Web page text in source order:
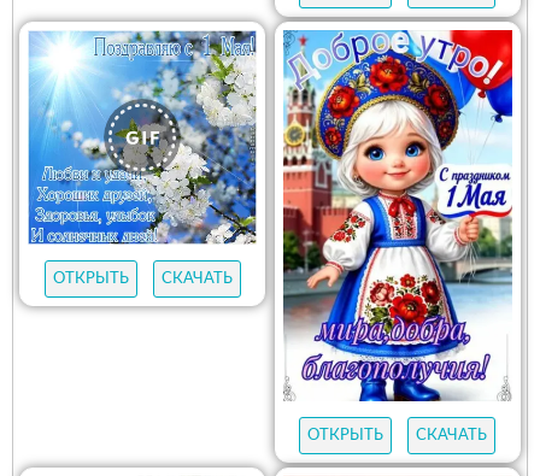
ОТКРЫТЬ СКАЧАТЬ
ОТКРЫТЬ СКАЧАТЬ